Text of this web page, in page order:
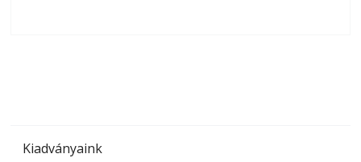
Kiadványaink